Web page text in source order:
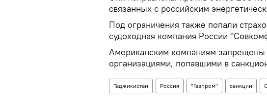
связанных с российским
Под ограничения также попали
судоходная компания России
Американским компаниям запрещены
организациями, попавшими в
Таджикистан Россия "Газпром" санкции